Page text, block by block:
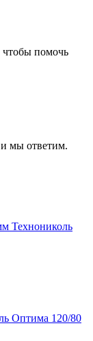
чтобы помочь
мы ответим.
Технониколь
Оптима 120/80